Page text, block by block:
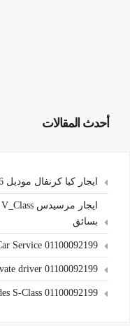
أحدث المقالات
ايجار كيا كرنفال موديل 2026
بسائق
Service 01100092199
driver 01100092199
S-Class 01100092199